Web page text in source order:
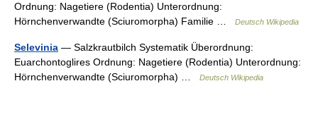
Ordnung: Nagetiere (Rodentia) Unterordnung:
Hörnchenverwandte (Sciuromorpha) Familie …
Deutsch Wikipedia
Selevinia — Salzkrautbilch Systematik Überordnung:
Euarchontoglires Ordnung: Nagetiere (Rodentia) Unterordnung:
Hörnchenverwandte (Sciuromorpha) …
Deutsch Wikipedia